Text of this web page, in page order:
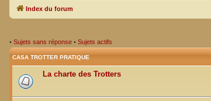
Index du forum
• Sujets sans réponse • Sujets actifs
CASA TROTTER PRATIQUE
La charte des Trotters